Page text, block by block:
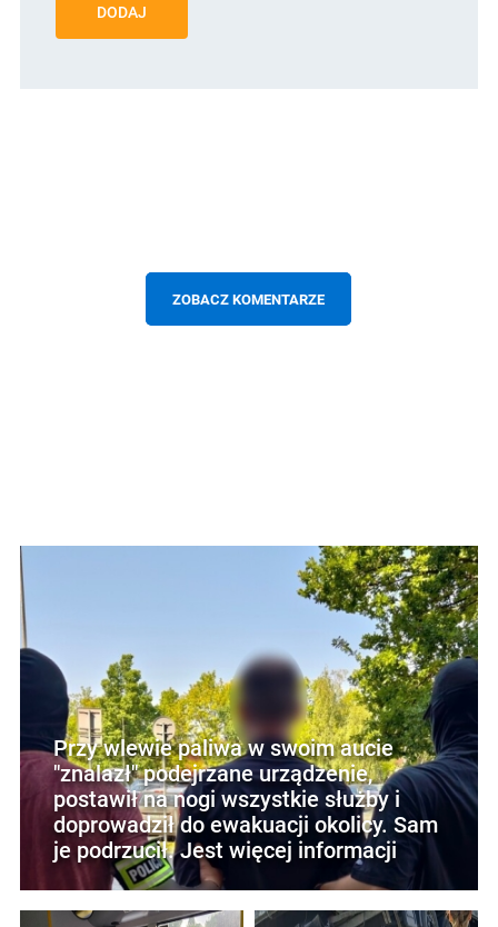
DODAJ
ZOBACZ KOMENTARZE
Przy wlewie paliwa w swoim aucie
"znalazł" podejrzane urządzenie,
postawił na nogi wszystkie służby i
doprowadził do ewakuacji okolicy. Sam
je podrzucił. Jest więcej informacji